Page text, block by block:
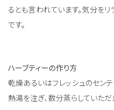
るとも言われています。気分をリ
です。
ハーブティーの作り方
乾燥あるいはフレッシュのセン
熱湯を注ぎ、数分蒸らしていただ